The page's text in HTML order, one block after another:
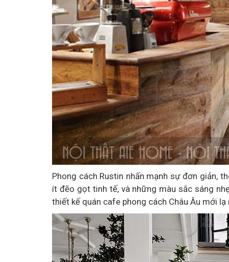
Phong cách Rustin nhấn mạnh sự đơn giản,
ít đẽo gọt tinh tế, và những màu sắc sáng
thiết kế quán cafe phong cách Châu Âu mới